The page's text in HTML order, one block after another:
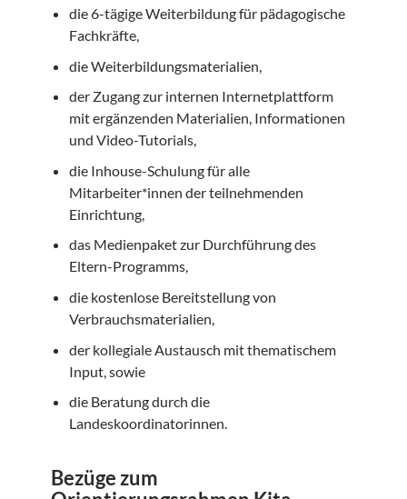
die 6-tägige Weiterbildung für pädagogische
Fachkräfte,
die Weiterbildungsmaterialien,
der Zugang zur internen Internetplattform
mit ergänzenden Materialien, Informationen
und Video-Tutorials,
die Inhouse-Schulung für alle
Mitarbeiter*innen der teilnehmenden
Einrichtung,
das Medienpaket zur Durchführung des
Eltern-Programms,
die kostenlose Bereitstellung von
Verbrauchsmaterialien,
der kollegiale Austausch mit thematischem
Input, sowie
die Beratung durch die
Landeskoordinatorinnen.
Bezüge zum